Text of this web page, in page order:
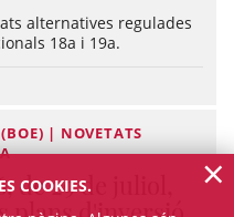
alternatives regulades
18a i 19a.
| NOVETATS
de 29 de juliol,
COOKIES.
×